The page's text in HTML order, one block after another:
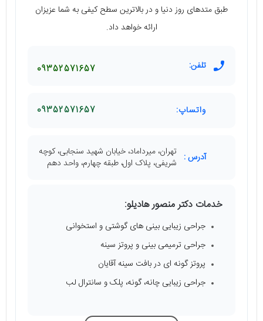
طبق متدهای روز دنیا و در بالاترین سطح کیفی به شما عزیزان
ارائه خواهد داد.
تلفن: 09352571657
واتساپ: 09352571657
آدرس : تهران، میرداماد، خیابان شهید سنجابی، کوچه
شریفی، پلاک اول، طبقه چهارم، واحد دهم
خدمات دکتر منصور هادیلو:
جراحی زیبایی بینی‌ های گوشتی و استخوانی
جراحی ترمیمی بینی و پروتز سینه
پروتز گونه‌ ای در بافت سینه آقایان
جراحی زیبایی چانه، گونه، پلک و سانترال لب